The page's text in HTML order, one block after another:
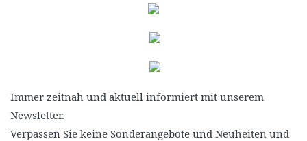
Immer zeitnah und aktuell informiert mit unserem
Newsletter.
Verpassen Sie keine Sonderangebote und Neuheiten und